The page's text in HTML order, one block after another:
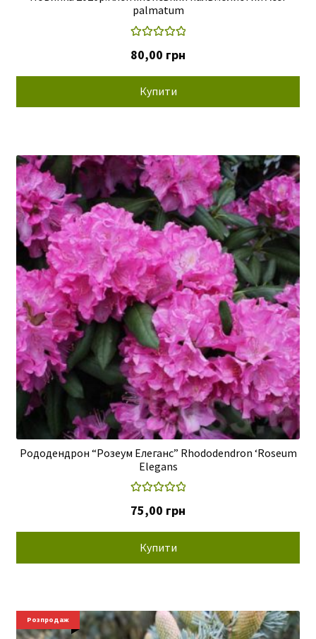
palmatum
5.00з 5
80,00 грн
Купити
Рододендрон “Розеум Елеганс” Rhododendron ‘Roseum
Elegans
5.00з 5
75,00 грн
Купити
Розпродаж